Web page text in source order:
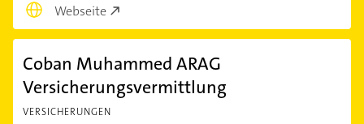
Webseite
Coban Muhammed ARAG
Versicherungsvermittlung
VERSICHERUNGEN